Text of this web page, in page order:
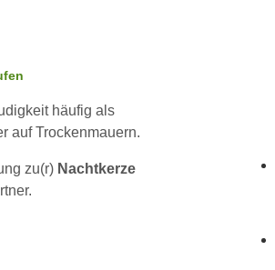
häufig als
auf Trockenmauern.
zu(r) Nachtkerze